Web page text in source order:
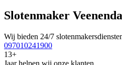
Slotenmaker
Wij bieden 24/7
097010241900
13+
Jaar helpen wij onze klanten